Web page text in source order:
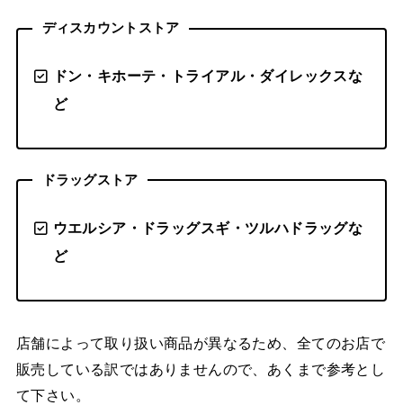
ディスカウントストア
ドン・キホーテ・トライアル・ダイレックスな
ど
ドラッグストア
ウエルシア・ドラッグスギ・ツルハドラッグな
ど
店舗によって取り扱い商品が異なるため、全てのお店で
販売している訳ではありませんので、あくまで参考とし
て下さい。